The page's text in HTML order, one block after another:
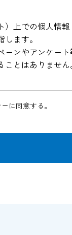
上での個人情
ます。
ンやアンケー
とはありません
商品の発送な
ていただくこと
管理者までお申
とで安全に保
に同意する。